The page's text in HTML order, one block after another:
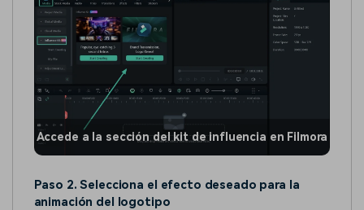
Accede a la sección del kit de influencia en Filmora
Paso 2. Selecciona el efecto deseado para la
animación del logotipo